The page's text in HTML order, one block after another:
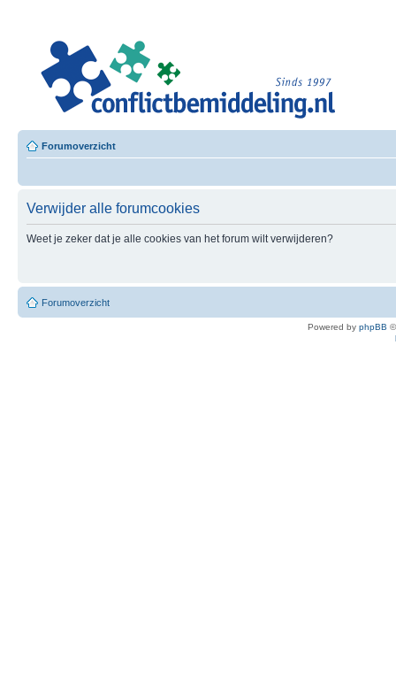
Forumoverzicht
Verwijder alle forumcookies
Weet je zeker dat je alle cookies van het forum wilt verwijderen?
Forumoverzicht
Powered by phpBB